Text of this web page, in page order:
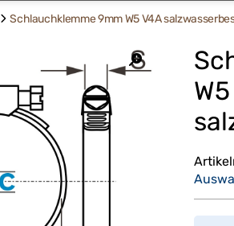
Schlauchklemme 9mm W5 V4A